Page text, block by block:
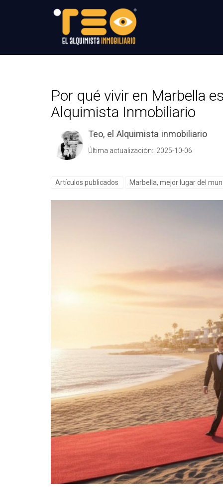
Por qué vivir en Marbella
Alquimista Inmobiliario
Teo, el Alquimista inmobiliario
Última actualización: 2025-10-06
Artículos publicados Marbella, mejor lugar del